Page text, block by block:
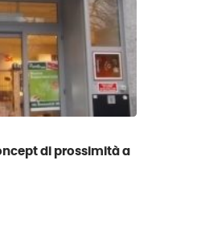
di prossimità a